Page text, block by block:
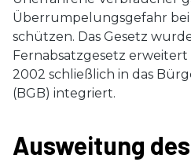
Überrumpelungsgefahr
schützen. Das Gesetz
Fernabsatzgesetz
2002 schließlich in das
(BGB) integriert.
Ausweitung des